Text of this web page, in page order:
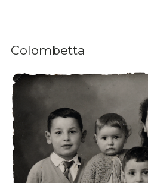
Colombetta